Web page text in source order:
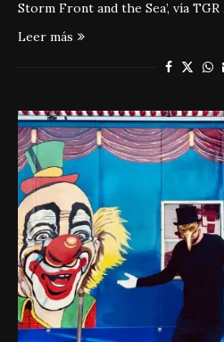
Storm Front and the Sea’, vía
Leer más